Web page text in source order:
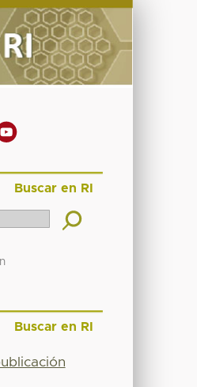
Buscar en RI
Buscar en RI